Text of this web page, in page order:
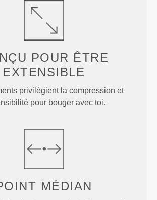
POUR ÊTRE
EXTENSIBLE
privilégient la compression et
pour bouger avec toi.
MÉDIAN